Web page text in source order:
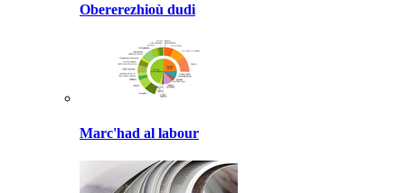
Obererezhioù dudi
Marc'had al labour